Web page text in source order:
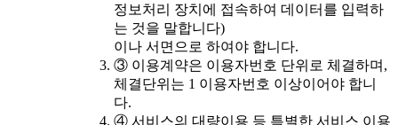
정보처리 장치에 접속하여 데이터를 입력하
는 것을 말합니다)
이나 서면으로 하여야 합니다.
③ 이용계약은 이용자번호 단위로 체결하며,
체결단위는 1 이용자번호 이상이어야 합니
다.
④ 서비스의 대량이용 등 특별한 서비스 이용